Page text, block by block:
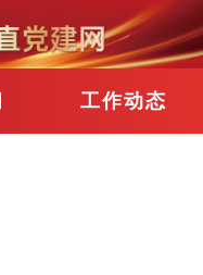
工作动态